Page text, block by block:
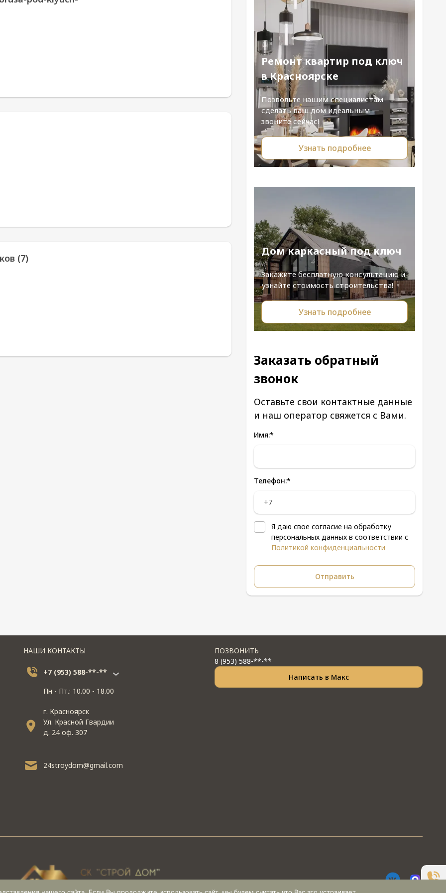
(7)
Ремонт квартир под ключ
в Красноярске
Позвольте нашим специалистам
сделать ваш дом идеальным —
звоните сейчас!
Узнать подробнее
Дом каркасный под ключ
Закажите бесплатную консультацию и
узнайте стоимость строительства!
Узнать подробнее
Заказать обратный
звонок
Оставьте свои контактные данные
и наш оператор свяжется с Вами.
Имя:*
Телефон:*
Я даю свое согласие на обработку
персональных данных в соответствии с
Политикой конфиденциальности
НАШИ КОНТАКТЫ
+7 (953) 588-**-**
Пн - Пт.: 10.00 - 18.00
г. Красноярск
Ул. Красной Гвардии
д. 24 оф. 307
24stroydom@gmail.com
ПОЗВОНИТЬ
8 (953) 588-**-**
Написать в Макс